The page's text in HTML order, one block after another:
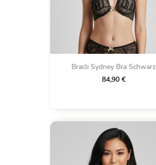
Bracli Sydney Bra Schwarz
84,90 €